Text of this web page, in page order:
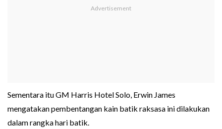
Sementara itu GM Harris Hotel Solo, Erwin James
mengatakan pembentangan kain batik raksasa ini dilakukan
dalam rangka hari batik.